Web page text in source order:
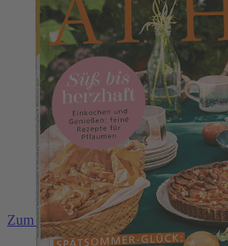
Zum Anfang der Bildergalerie springen